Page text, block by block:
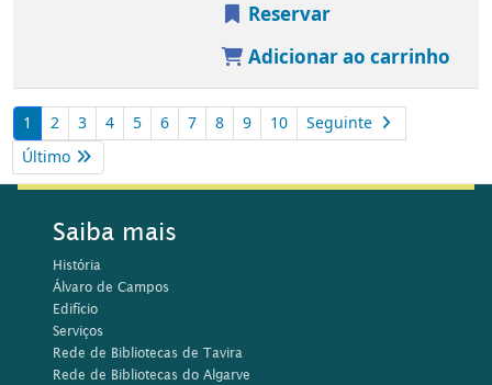
Reservar
Adicionar ao carrinho
1 2 3 4 5 6 7 8 9 10
Seguinte
Último
Saiba mais
História
Álvaro de Campos
Edifício
Serviços
Rede de Bibliotecas de Tavira
Rede de Bibliotecas do Algarve